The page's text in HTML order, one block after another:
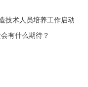
技术人员培养工作启动
有什么期待？